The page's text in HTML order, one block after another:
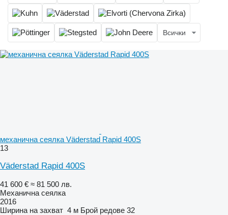
Всички
механична сеялка Väderstad Rapid 400S
13
Väderstad Rapid 400S
41 600 € ≈ 81 500 лв.
Механична сеялка
2016
Ширина на захват 4 м Брой редове 32